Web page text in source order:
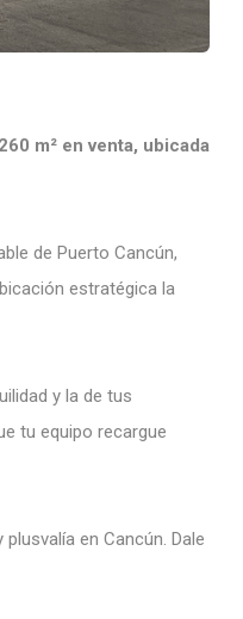
m² en venta, ubicada
de Puerto Cancún,
estratégica la
y la de tus
tu equipo recargue
en Cancún. Dale